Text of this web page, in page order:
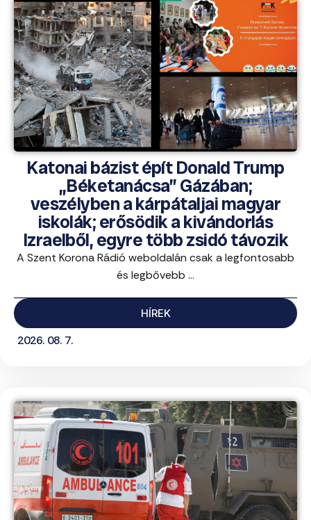
Katonai bázist épít Donald Trump
„Béketanácsa” Gázában;
veszélyben a kárpátaljai magyar
iskolák; erősödik a kivándorlás
Izraelből, egyre több zsidó távozik
A Szent Korona Rádió weboldalán csak a legfontosabb
és legbővebb ...
HÍREK
2026. 08. 7.